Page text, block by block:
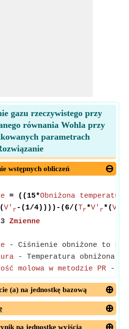
gazu rzeczywistego przy
równania Wohla przy
parametrach
wstępnych obliczeń
= ((15*Obniżona temperatura
V' r -(1/4))))-(6/(Tr*V' r*(V'
3 Zmienne
- Ciśnienie obniżone to
- Temperatura obniżona
molowa w metodzie PR -
(a) na jednostkę bazową
na jednostkę wyjścia